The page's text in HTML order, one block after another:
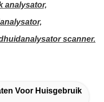
analysator,
scanner.
Voor Huisgebruik